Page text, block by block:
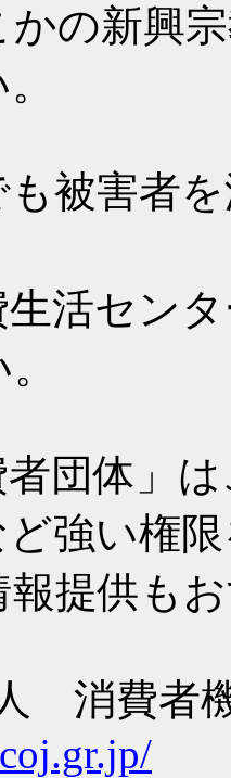
かの新興
被害者
活セン
者団体」
強い権
報提供も
消費者